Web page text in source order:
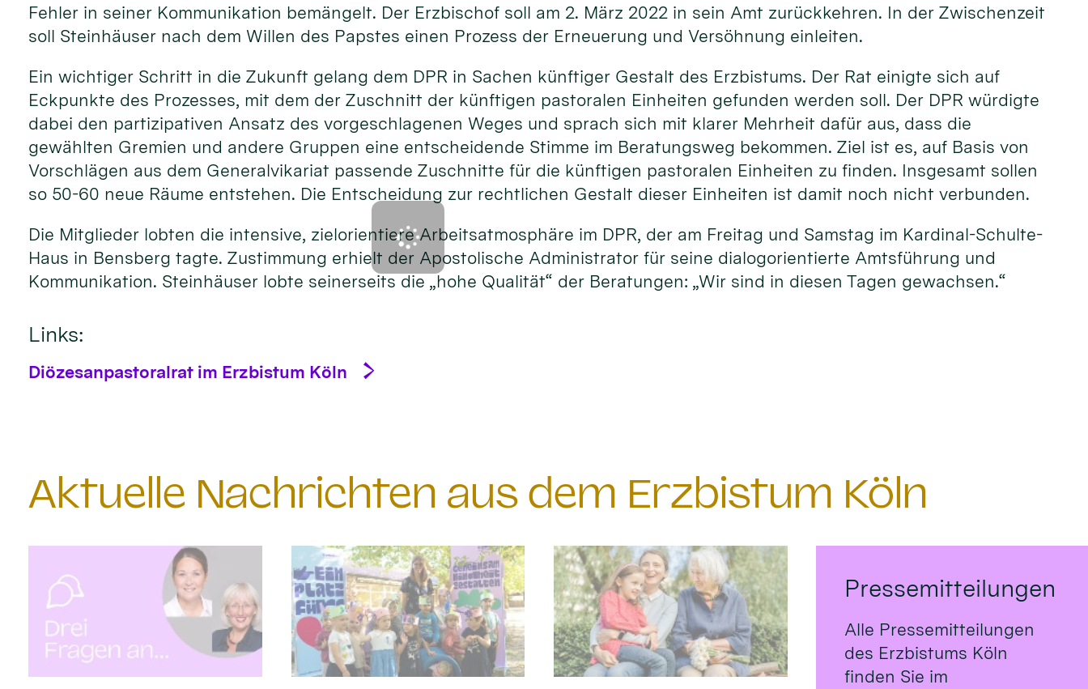
Fehler in seiner Kommunikation bemängelt. Der Erzbischof soll am 2. März 2022 in sein Amt zurückkehren. In der Zwischenzeit
soll Steinhäuser nach dem Willen des Papstes einen Prozess der Erneuerung und Versöhnung einleiten.
Ein wichtiger Schritt in die Zukunft gelang dem DPR in Sachen künftiger Gestalt des Erzbistums. Der Rat einigte sich auf
Eckpunkte des Prozesses, mit dem der Zuschnitt der künftigen pastoralen Einheiten gefunden werden soll. Der DPR würdigte
dabei den partizipativen Ansatz des vorgeschlagenen Weges und sprach sich mit klarer Mehrheit dafür aus, dass die
gewählten Gremien und andere Gruppen eine entscheidende Stimme im Beratungsweg bekommen. Ziel ist es, auf Basis von
Vorschlägen aus dem Generalvikariat passende Zuschnitte für die künftigen pastoralen Einheiten zu finden. Insgesamt sollen
so 50-60 neue Räume entstehen. Die Entscheidung zur rechtlichen Gestalt dieser Einheiten ist damit noch nicht verbunden.
Die Mitglieder lobten die intensive, zielorientiere Arbeitsatmosphäre im DPR, der am Freitag und Samstag im Kardinal-Schulte-
Haus in Bensberg tagte. Zustimmung erhielt der Apostolische Administrator für seine dialogorientierte Amtsführung und
Kommunikation. Steinhäuser lobte seinerseits die „hohe Qualität“ der Beratungen: „Wir sind in diesen Tagen gewachsen.“
Links:
Diözesanpastoralrat im Erzbistum Köln
Aktuelle Nachrichten aus dem Erzbistum Köln
Pressemitteilungen
Alle Pressemitteilungen
des Erzbistums Köln
finden Sie im